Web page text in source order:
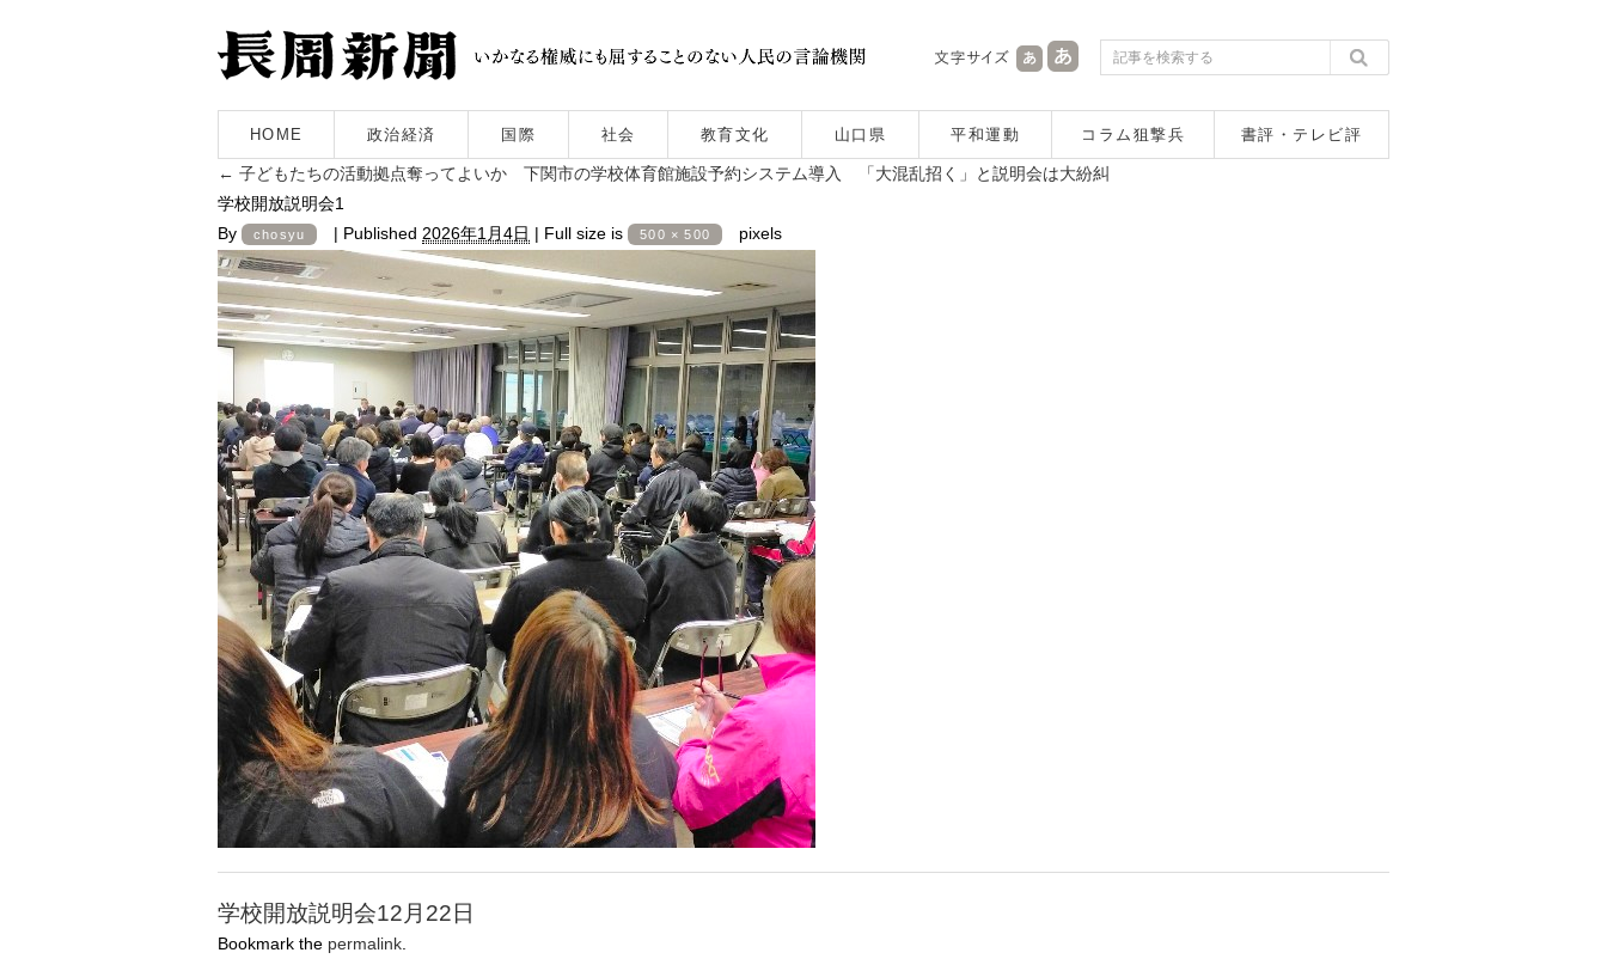
HOME 政治経済 国際 社会 教育文化 山口県 平和運動 コラム狙撃兵 書評・テレビ評
← 子どもたちの活動拠点奪ってよいか 下関市の学校体育館施設予約システム導入 「大混乱招く」と説明会は大紛糾
学校開放説明会1
By
chosyu | Published 2026年1月4日 | Full size is 500 × 500 pixels
学校開放説明会12月22日
Bookmark the permalink